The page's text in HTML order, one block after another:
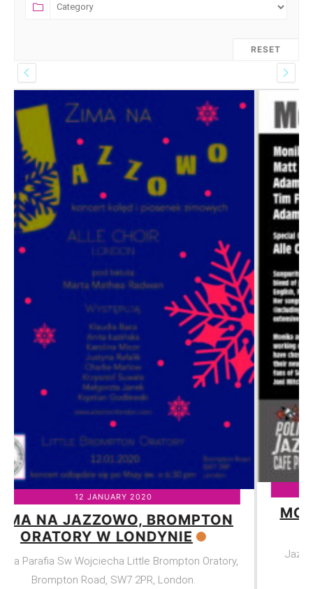
RESET
25 JANUARY 2020
MONIKA LIDKE Z CHÓREM ALLE
CHOIR LONDON
Jazz Cafe POSK, 238-246 King St, Hammersmith,
London W6 0RF